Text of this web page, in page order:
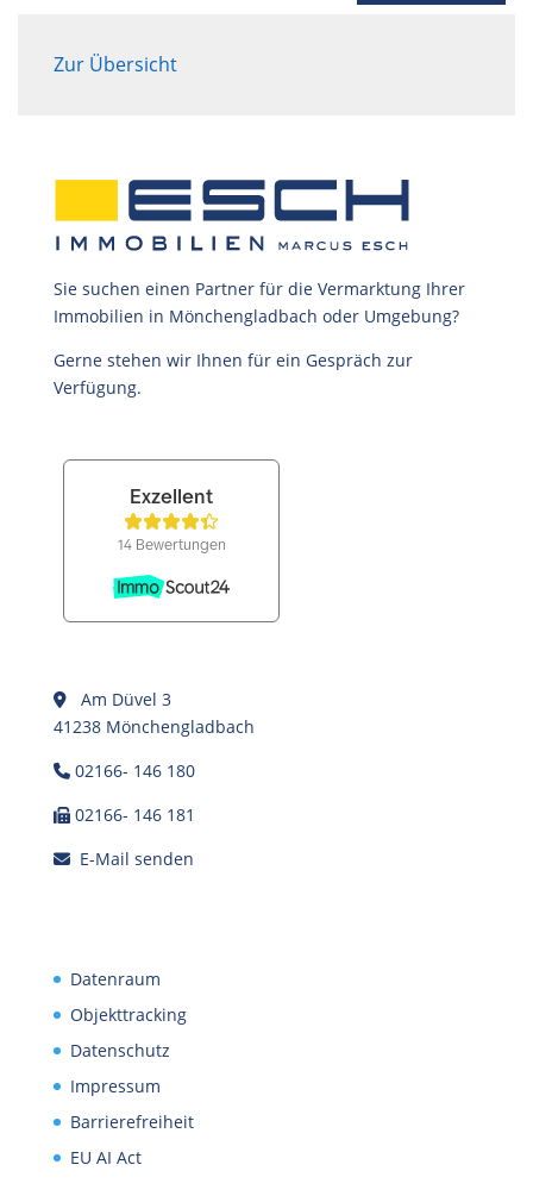
Zur Übersicht
Sie suchen einen Partner für die Vermarktung Ihrer
Immobilien in Mönchengladbach oder Umgebung?
Gerne stehen wir Ihnen für ein Gespräch zur
Verfügung.
Am Düvel 3
41238 Mönchengladbach
02166- 146 180
02166- 146 181
E-Mail senden
Datenraum
Objekttracking
Datenschutz
Impressum
Barrierefreiheit
EU AI Act